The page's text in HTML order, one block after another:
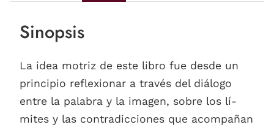
Sinopsis
La idea motriz de este libro fue desde un
principio reflexionar a través del diálogo
entre la pa­labra y la imagen, sobre los lí­
mites y las contradiccio­nes que acompañan